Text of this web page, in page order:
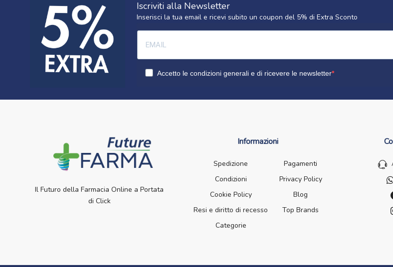
Iscriviti alla Newsletter
Inserisci la tua email e ricevi subito un coupon del 5% di Extra Sconto
Accetto le condizioni generali e di ricevere le newsletter
Il Futuro della Farmacia Online a Portata
di Click
Informazioni
Spedizione
Pagamenti
Condizioni
Privacy Policy
Cookie Policy
Blog
Resi e diritto di recesso
Top Brands
Categorie